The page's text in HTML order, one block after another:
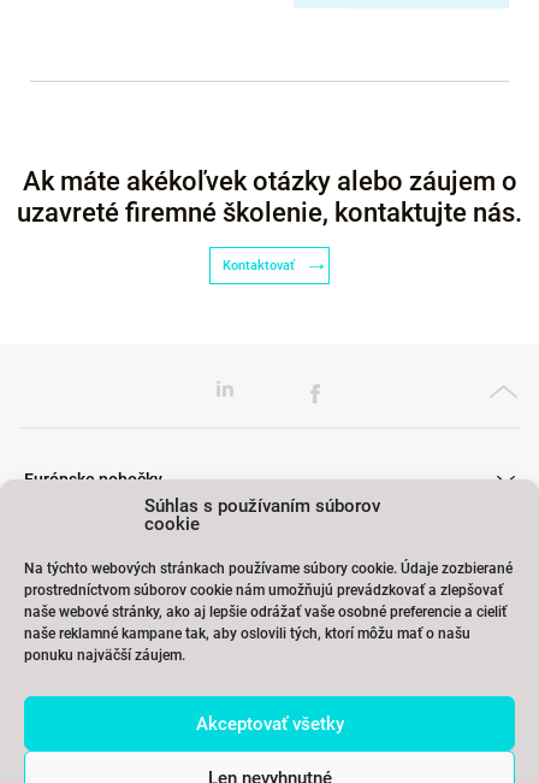
Súhlas s používaním súborov
cookie
Na týchto webových stránkach používame súbory cookie. Údaje zozbierané
prostredníctvom súborov cookie nám umožňujú prevádzkovať a zlepšovať
naše webové stránky, ako aj lepšie odrážať vaše osobné preferencie a cieliť
naše reklamné kampane tak, aby oslovili tých, ktorí môžu mať o našu
ponuku najväčší záujem.
Akceptovať všetky
Len nevyhnutné
Ak máte akékoľvek otázky alebo záujem o
uzavreté firemné školenie, kontaktujte nás.
Kontaktovať
Európske pobočky
Školenia